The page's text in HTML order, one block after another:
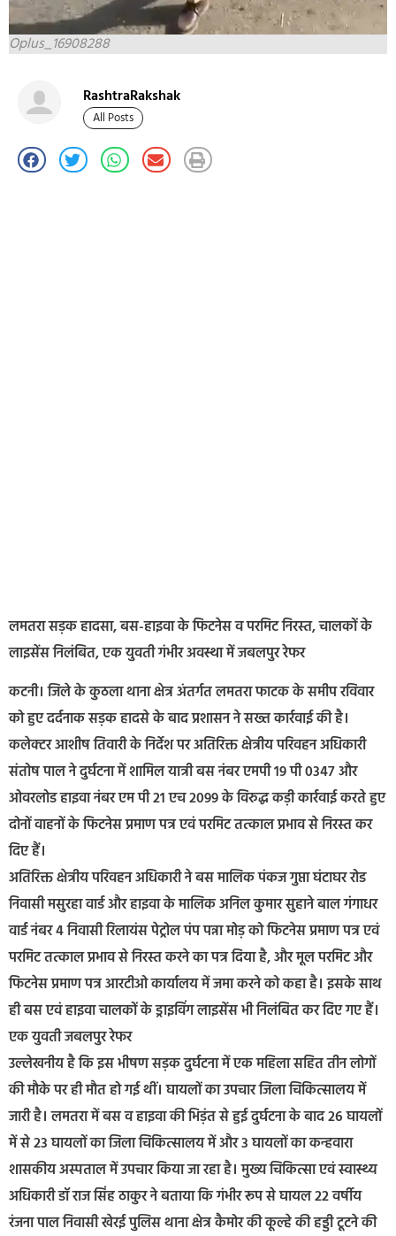
Oplus_16908288
RashtraRakshak
All Posts
लमतरा सड़क हादसा, बस-हाइवा के फिटनेस व परमिट निरस्त, चालकों के
लाइसेंस निलंबित, एक युवती गंभीर अवस्था में जबलपुर रेफर
कटनी। जिले के कुठला थाना क्षेत्र अंतर्गत लमतरा फाटक के समीप रविवार
को हुए दर्दनाक सड़क हादसे के बाद प्रशासन ने सख्त कार्रवाई की है।
कलेक्टर आशीष तिवारी के निर्देश पर अतिरिक्त क्षेत्रीय परिवहन अधिकारी
संतोष पाल ने दुर्घटना में शामिल यात्री बस नंबर एमपी 19 पी 0347 और
ओवरलोड हाइवा नंबर एम पी 21 एच 2099 के विरुद्ध कड़ी कार्रवाई करते हुए
दोनों वाहनों के फिटनेस प्रमाण पत्र एवं परमिट तत्काल प्रभाव से निरस्त कर
दिए हैं।
अतिरिक्त क्षेत्रीय परिवहन अधिकारी ने बस मालिक पंकज गुप्ता घंटाघर रोड
निवासी मसुरहा वार्ड और हाइवा के मालिक अनिल कुमार सुहाने बाल गंगाधर
वार्ड नंबर 4 निवासी रिलायंस पेट्रोल पंप पन्ना मोड़ को फिटनेस प्रमाण पत्र एवं
परमिट तत्काल प्रभाव से निरस्त करने का पत्र दिया है, और मूल परमिट और
फिटनेस प्रमाण पत्र आरटीओ कार्यालय में जमा करने को कहा है। इसके साथ
ही बस एवं हाइवा चालकों के ड्राइविंग लाइसेंस भी निलंबित कर दिए गए हैं।
एक युवती जबलपुर रेफर
उल्लेखनीय है कि इस भीषण सड़क दुर्घटना में एक महिला सहित तीन लोगों
की मौके पर ही मौत हो गई थीं। घायलों का उपचार जिला चिकित्सालय में
जारी है। लमतरा में बस व हाइवा की भिड़ंत से हुई दुर्घटना के बाद 26 घायलों
में से 23 घायलों का जिला चिकित्सालय में और 3 घायलों का कन्हवारा
शासकीय अस्पताल में उपचार किया जा रहा है। मुख्य चिकित्सा एवं स्वास्थ्य
अधिकारी डॉ राज सिंह ठाकुर ने बताया कि गंभीर रूप से घायल 22 वर्षीय
रंजना पाल निवासी खेरई पुलिस थाना क्षेत्र कैमोर की कूल्हे की हड्डी टूटने की